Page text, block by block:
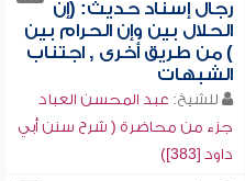
رجال إسناد حديث: (إن
الحلال بين وإن الحرام بين
) من طريق أخرى , اجتناب
الشبهات
للشيخ: عبد المحسن العباد
جزء من محاضرة ( شرح سنن أبي
داود [383])